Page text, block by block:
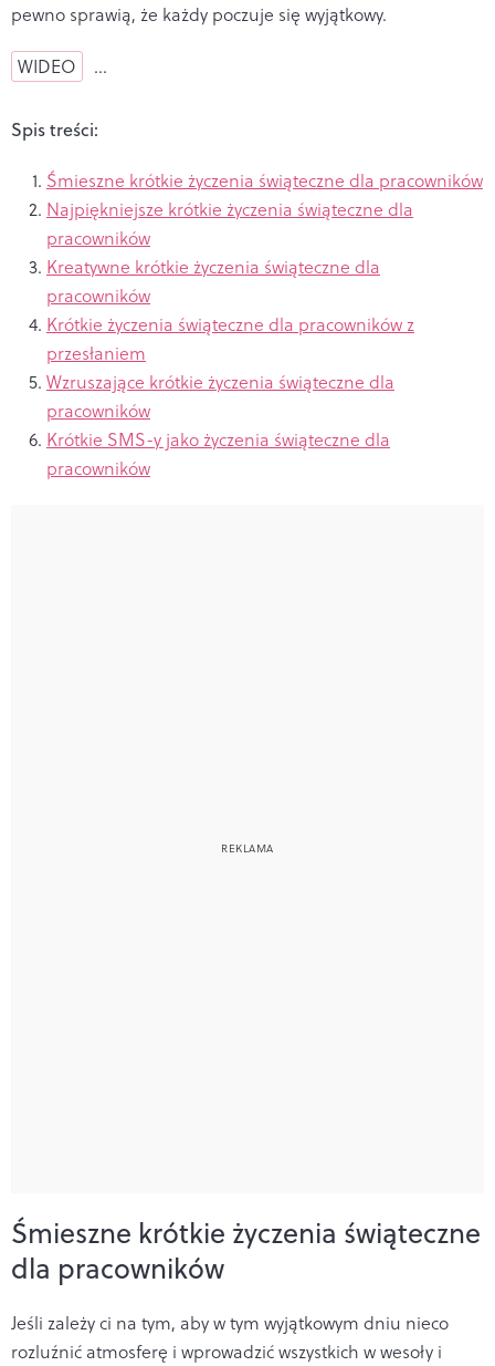
pewno sprawią, że każdy poczuje się wyjątkowy.
WIDEO …
Spis treści:
Śmieszne krótkie życzenia świąteczne dla pracowników
Najpiękniejsze krótkie życzenia świąteczne dla
pracowników
Kreatywne krótkie życzenia świąteczne dla
pracowników
Krótkie życzenia świąteczne dla pracowników z
przesłaniem
Wzruszające krótkie życzenia świąteczne dla
pracowników
Krótkie SMS-y jako życzenia świąteczne dla
pracowników
Śmieszne krótkie życzenia świąteczne
dla pracowników
Jeśli zależy ci na tym, aby w tym wyjątkowym dniu nieco
rozluźnić atmosferę i wprowadzić wszystkich w wesoły i